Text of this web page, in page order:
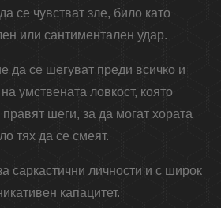
се чувстват зле, било като
или сантиментален удар.
да се шегуват преди всичко и
умствената ловкост, която
шеги, за да могат хората
тях да се смеят.
саркастични личности и с широк
капацитет.